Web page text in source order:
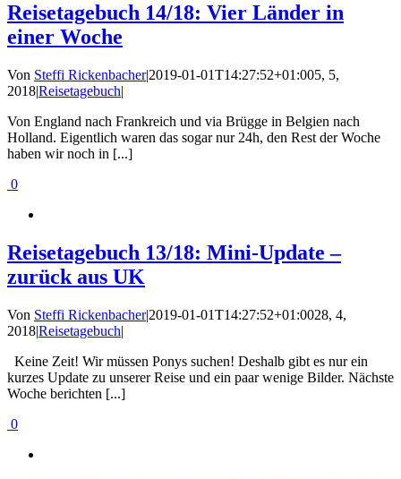
Reisetagebuch 14/18: Vier Länder in
einer Woche
Von Steffi Rickenbacher|2019-01-01T14:27:52+01:005, 5,
2018|Reisetagebuch|
Von England nach Frankreich und via Brügge in Belgien nach
Holland. Eigentlich waren das sogar nur 24h, den Rest der Woche
haben wir noch in [...]
0
Reisetagebuch 13/18: Mini-Update –
zurück aus UK
Von Steffi Rickenbacher|2019-01-01T14:27:52+01:0028, 4,
2018|Reisetagebuch|
Keine Zeit! Wir müssen Ponys suchen! Deshalb gibt es nur ein
kurzes Update zu unserer Reise und ein paar wenige Bilder. Nächste
Woche berichten [...]
0